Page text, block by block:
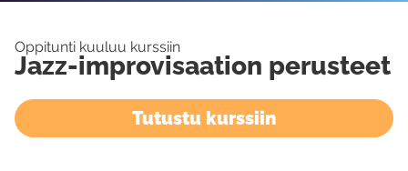
Oppitunti kuuluu kurssiin
Jazz-improvisaation perusteet
Tutustu kurssiin